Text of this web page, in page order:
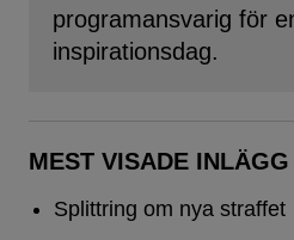
programansvarig för
inspirationsdag.
MEST VISADE INLÄGG
Splittring om nya straffet